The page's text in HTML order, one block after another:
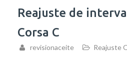
Reajuste de
Corsa C
revisionaceite Reajuste